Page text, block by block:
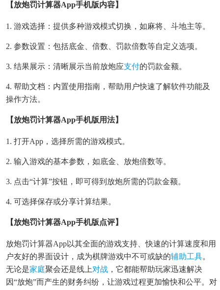
【放炮罚计算器app手机版内容】
1. 游戏选择：提供多种游戏模式切换，如麻将、斗地主等。
2. 参数设置：包括底金、倍数、罚款倍数等自定义选项。
3. 结果展示：清晰展示当前放炮应支付的罚款金额。
4. 帮助文档：内置使用指南，帮助用户快速了解软件功能及
操作方法。
【放炮罚计算器app手机版用法】
1. 打开App，选择所需的游戏模式。
2. 输入游戏的基本参数，如底金、放炮倍数等。
3. 点击“计算”按钮，即可得到放炮所需的罚款金额。
4. 可选择保存或分享计算结果。
【放炮罚计算器app手机版点评】
放炮罚计算器App以其全面的游戏支持、快速的计算速度和用
户友好的界面设计，成为棋牌游戏中不可或缺的辅助工具。
无论是家庭聚会还是线上对战 ，它都能帮助玩家迅速解决
因“放炮”而产生的财务纠纷，让游戏过程更加愉快和公平。对